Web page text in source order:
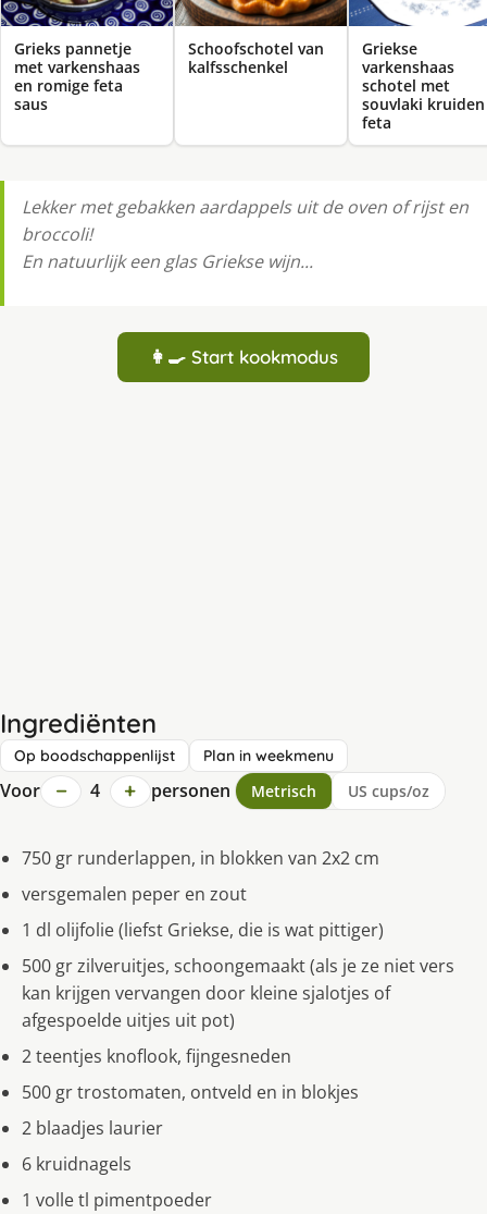
Grieks pannetje
met varkenshaas
en romige feta
saus
Schoofschotel van
kalfsschenkel
Griekse
varkenshaas
schotel met
souvlaki
feta
Lekker met gebakken aardappels uit de oven of rijst en
broccoli!
En natuurlijk een glas Griekse wijn...
👩‍🍳 Start kookmodus
Ingrediënten
Op boodschappenlijst Plan in weekmenu
Voor − 4 + personen Metrisch US cups/oz
750 gr runderlappen, in blokken van 2x2 cm
versgemalen peper en zout
1 dl olijfolie (liefst Griekse, die is wat pittiger)
500 gr zilveruitjes, schoongemaakt (als je ze niet vers
kan krijgen vervangen door kleine sjalotjes of
afgespoelde uitjes uit pot)
2 teentjes knoflook, fijngesneden
500 gr trostomaten, ontveld en in blokjes
2 blaadjes laurier
6 kruidnagels
1 volle tl pimentpoeder